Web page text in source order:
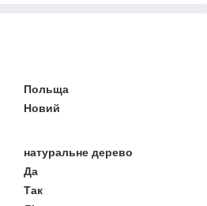
Польща
Новий
натуральне дерево
Да
Так